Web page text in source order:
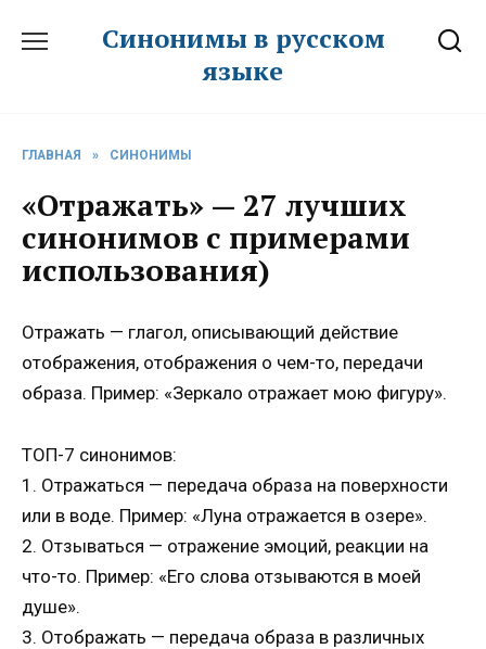
Синонимы в русском
языке
ГЛАВНАЯ » СИНОНИМЫ
«Отражать» — 27 лучших
синонимов с примерами
использования)
Отражать — глагол, описывающий действие
отображения, отображения о чем-то, передачи
образа. Пример: «Зеркало отражает мою фигуру».
ТОП-7 синонимов:
1. Отражаться — передача образа на поверхности
или в воде. Пример: «Луна отражается в озере».
2. Отзываться — отражение эмоций, реакции на
что-то. Пример: «Его слова отзываются в моей
душе».
3. Отображать — передача образа в различных